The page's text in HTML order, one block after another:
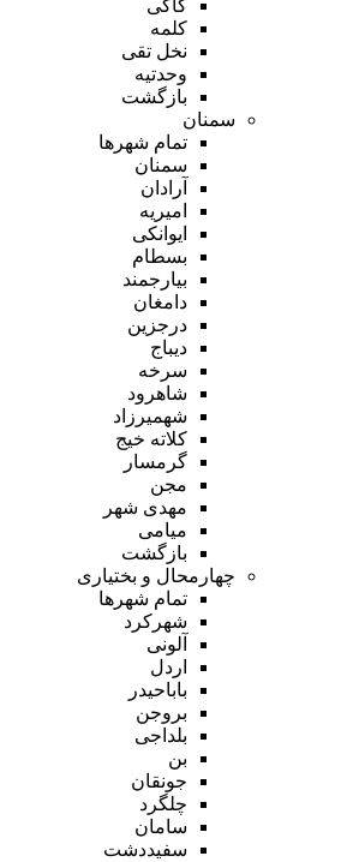
کاکی
کلمه
نخل تقی
وحدتیه
بازگشت
سمنان
تمام شهر‌ها
سمنان
آرادان
امیریه
ایوانکی
بسطام
بیارجمند
دامغان
درجزین
دیباج
سرخه
شاهرود
شهمیرزاد
کلاته خیج
گرمسار
مجن
مهدی شهر
میامی
بازگشت
چهارمحال و بختیاری
تمام شهر‌ها
شهرکرد
آلونی
اردل
باباحیدر
بروجن
بلداجی
بن
جونقان
چلگرد
سامان
سفیددشت